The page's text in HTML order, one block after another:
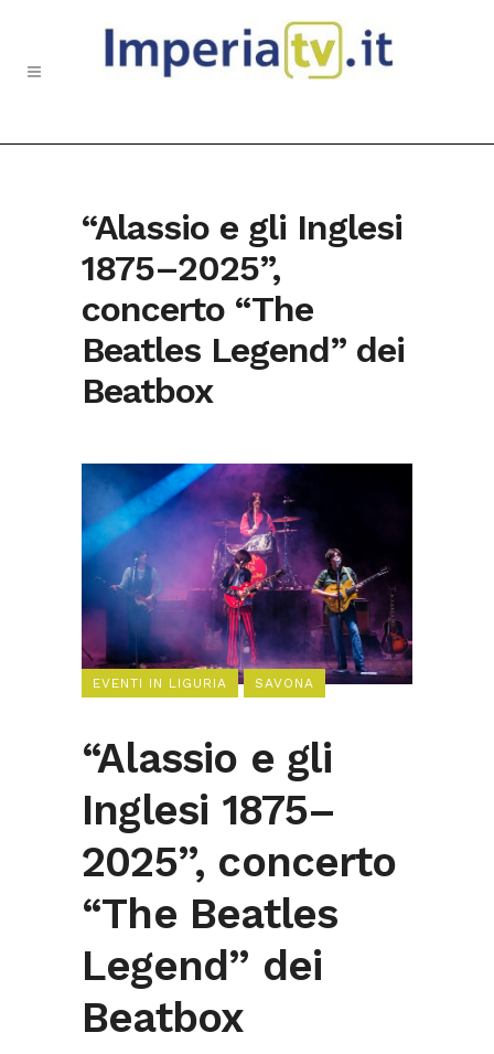
“Alassio e gli Inglesi
1875–2025”,
concerto “The
Beatles Legend” dei
Beatbox
EVENTI IN LIGURIA SAVONA
“Alassio e gli
Inglesi 1875–
2025”, concerto
“The Beatles
Legend” dei
Beatbox